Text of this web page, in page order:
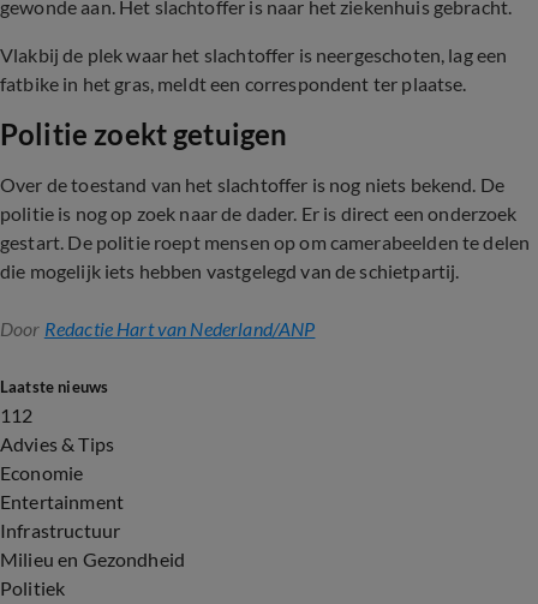
gewonde aan. Het slachtoffer is naar het ziekenhuis gebracht.
Vlakbij de plek waar het slachtoffer is neergeschoten, lag een
fatbike in het gras, meldt een correspondent ter plaatse.
Politie zoekt getuigen
Over de toestand van het slachtoffer is nog niets bekend. De
politie is nog op zoek naar de dader. Er is direct een onderzoek
gestart. De politie roept mensen op om camerabeelden te delen
die mogelijk iets hebben vastgelegd van de schietpartij.
Door Redactie Hart van Nederland/ANP
Laatste nieuws
112
Advies & Tips
Economie
Entertainment
Infrastructuur
Milieu en Gezondheid
Politiek